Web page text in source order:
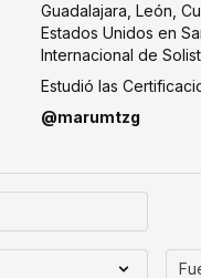
Guadalajara, León,
Estados Unidos en
Internacional de
Estudió las
@marumtzg